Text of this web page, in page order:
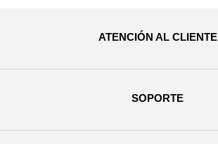
ATENCIÓN AL CLIENTE
SOPORTE